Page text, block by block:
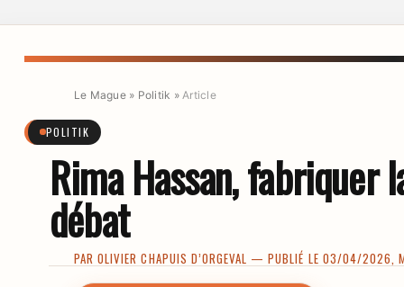
Le Mague» Politik » Article
POLITIK
Rima Hassan,
débat
PAROLIVIER CHAPUIS D’ORGEVAL — PUBLIÉ LE 03/04/2026,